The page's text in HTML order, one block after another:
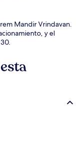
Mandir Vrindavan.
y el